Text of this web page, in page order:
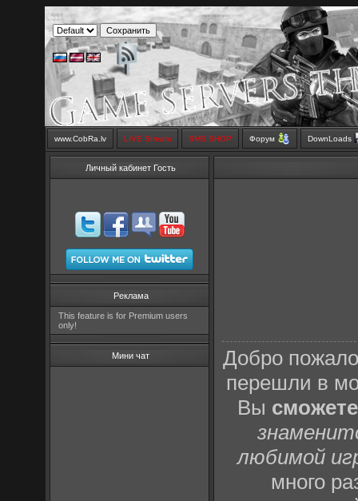
www.CobRa.lv LIVE Stream SMS SHOP Форум DownLoads
Личный кабинет Гость
Реклама
This feature is for Premium users
only!
Мини чат
Добро
перешли в
Вы
любимой
много